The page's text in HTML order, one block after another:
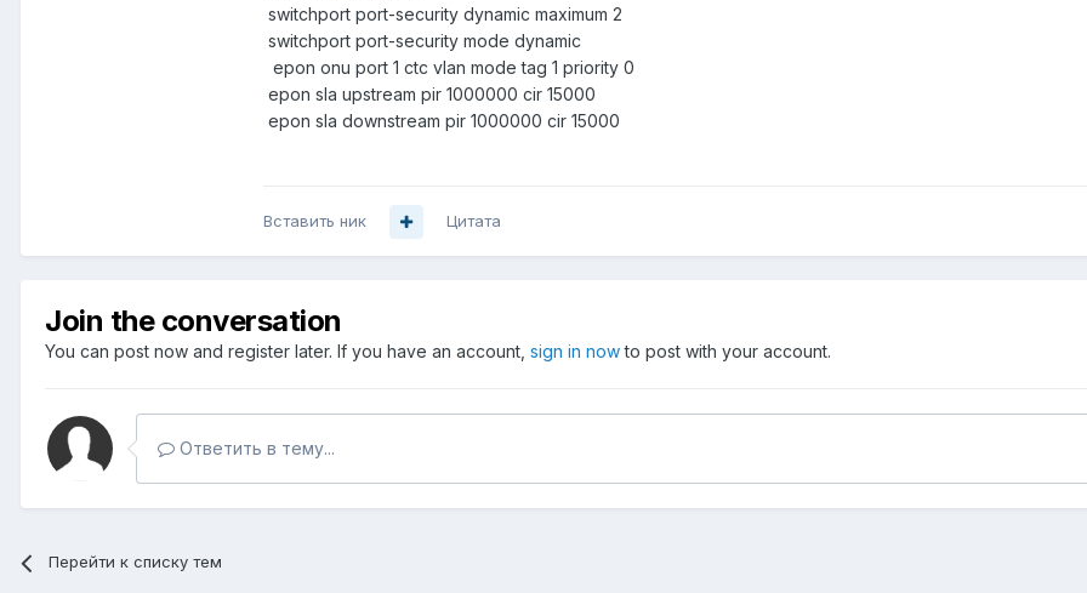
switchport port-security dynamic maximum 2
switchport port-security mode dynamic
epon onu port 1 ctc vlan mode tag 1 priority 0
epon sla upstream pir 1000000 cir 15000
epon sla downstream pir 1000000 cir 15000
Вставить ник Цитата
Join the conversation
You can post now and register later. If you have an account, sign in nowto post with your account.
Ответить в тему...
Перейти к списку тем